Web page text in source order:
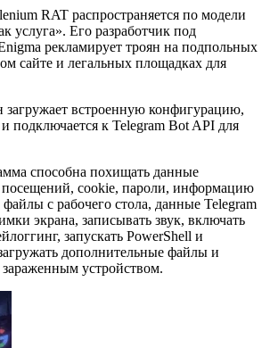
RAT распространяется по модели
услуга». Его разработчик под
рекламирует троян на подпольных
сайте и легальных площадках для
загружает встроенную конфигурацию,
подключается к Telegram Bot API для
способна похищать данные
посещений, cookie, пароли, информацию
с рабочего стола, данные Telegram
экрана, записывать звук, включать
запускать PowerShell и
дополнительные файлы и
зараженным устройством.